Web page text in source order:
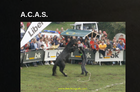
A.C.A.S.